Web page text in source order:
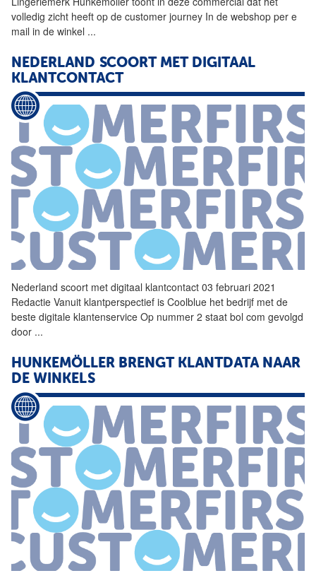
volledig zicht heeft op de customer journey In de webshop per e
mail in de winkel ...
NEDERLAND SCOORT MET DIGITAAL
KLANTCONTACT
Nederland scoort met digitaal klantcontact 03 februari 2021
Redactie Vanuit klantperspectief is Coolblue het bedrijf met de
beste digitale klantenservice Op nummer 2 staat bol com gevolgd
door ...
HUNKEMÖLLER BRENGT KLANTDATA NAAR
DE WINKELS